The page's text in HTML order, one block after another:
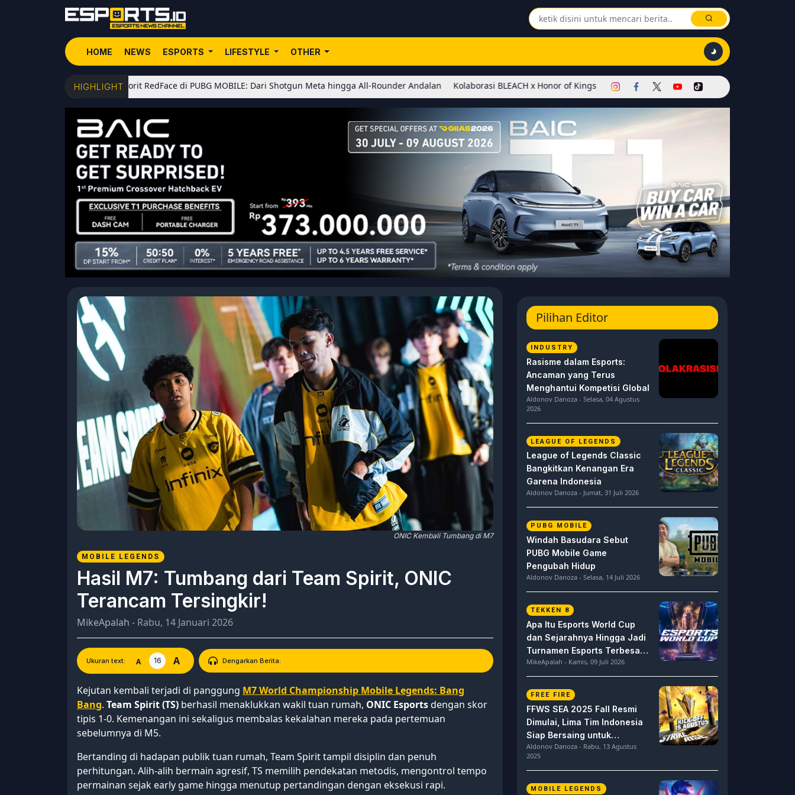
HOME NEWS ESPORTS LIFESTYLE OTHER
HIGHLIGHT
5 Senjata Favorit RedFace di PUBG MOBILE: Dari Shotgun Meta hingga All-Rounder Andalan Kolaborasi BLEACH x Honor of Kings Dimulai! Hadirkan Skin Soul Reaper, Mode Khusus, dan Event
ONIC Kembali Tumbang di M7
MOBILE LEGENDS
Hasil M7: Tumbang dari Team Spirit, ONIC
Terancam Tersingkir!
MikeApalah - Rabu, 14 Januari 2026
Ukuran text: A 16 A Dengarkan Berita:
Kejutan kembali terjadi di panggung M7 World Championship Mobile Legends: Bang
Bang. Team Spirit (TS) berhasil menaklukkan wakil tuan rumah, ONIC Esportsdengan skor
tipis 1-0. Kemenangan ini sekaligus membalas kekalahan mereka pada pertemuan
sebelumnya di M5.
Bertanding di hadapan publik tuan rumah, Team Spirit tampil disiplin dan penuh
perhitungan. Alih-alih bermain agresif, TS memilih pendekatan metodis, mengontrol tempo
permainan sejak early game hingga menutup pertandingan dengan eksekusi rapi.
Pilihan Editor
INDUSTRY
Rasisme dalam Esports:
Ancaman yang Terus
Menghantui Kompetisi Global
Aldonov Danoza - Selasa, 04 Agustus
2026
LEAGUE OF LEGENDS
League of Legends Classic
Bangkitkan Kenangan Era
Garena Indonesia
Aldonov Danoza - Jumat, 31 Juli 2026
PUBG MOBILE
Windah Basudara Sebut
PUBG Mobile Game
Pengubah Hidup
Aldonov Danoza - Selasa, 14 Juli 2026
TEKKEN 8
Apa Itu Esports World Cup
dan Sejarahnya Hingga Jadi
Turnamen Esports Terbesar
di Dunia
MikeApalah - Kamis, 09 Juli 2026
FREE FIRE
FFWS SEA 2025 Fall Resmi
Dimulai, Lima Tim Indonesia
Siap Bersaing untuk
Dominasi
Aldonov Danoza - Rabu, 13 Agustus
2025
MOBILE LEGENDS